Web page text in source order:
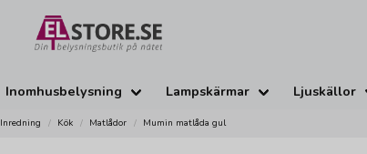
Inomhusbelysning Lampskärmar Ljuskällor
Inredning Kök Matlådor Mumin matlåda gul